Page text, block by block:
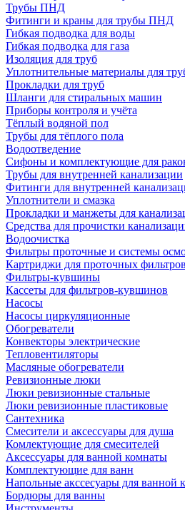
Трубы ПНД
Фитинги и краны для трубы ПНД
Гибкая подводка для воды
Гибкая подводка для газа
Изоляция для труб
Уплотнительные материалы для
Прокладки для труб
Шланги для стиральных машин
Приборы контроля и учёта
Тёплый водяной пол
Трубы для тёплого пола
Водоотведение
Сифоны и комплектующие для
Трубы для внутренней канализации
Фитинги для внутренней
Уплотнители и смазка
Прокладки и манжеты для
Средства для прочистки
Водоочистка
Фильтры проточные и системы
Картриджи для проточных
Фильтры-кувшины
Кассеты для фильтров-кувшинов
Насосы
Насосы циркуляционные
Обогреватели
Конвекторы электрические
Тепловентиляторы
Масляные обогреватели
Ревизионные люки
Люки ревизионные стальные
Люки ревизионные пластиковые
Сантехника
Смесители и аксессуары для душа
Комлектующие для смесителей
Аксессуары для ванной комнаты
Комплектующие для ванн
Напольные акссесуары для ванной
Бордюры для ванны